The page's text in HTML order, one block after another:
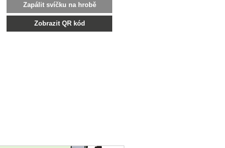
Zapálit svíčku na hrobě
Zobrazit QR kód